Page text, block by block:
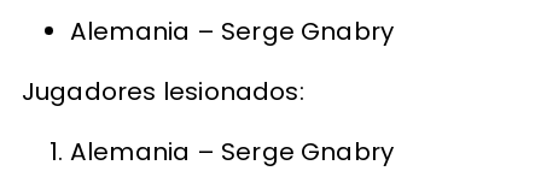
Alemania – Serge Gnabry
Jugadores lesionados:
Alemania – Serge Gnabry